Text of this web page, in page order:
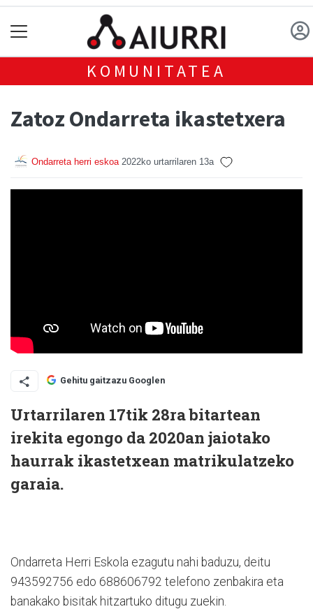
KOMUNITATEA
Zatoz Ondarreta ikastetxera
Ondarreta herri eskoa 2022ko urtarrilaren 13a
Gehitu gaitzazu Googlen
Urtarrilaren 17tik 28ra bitartean
irekita egongo da 2020an jaiotako
haurrak ikastetxean matrikulatzeko
garaia.
Ondarreta Herri Eskola ezagutu nahi baduzu, deitu
943592756 edo 688606792 telefono zenbakira eta
banakako bisitak hitzartuko ditugu zuekin.